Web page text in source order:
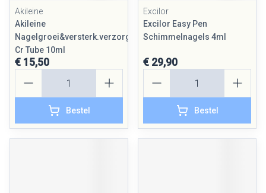
Akileine
Akileine
Nagelgroei&versterk.verzorg.
Cr Tube 10ml
€ 15,50
Bestel
Excilor
Excilor Easy Pen
Schimmelnagels 4ml
€ 29,90
Bestel